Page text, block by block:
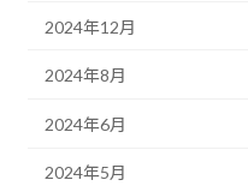
2024年12月
2024年8月
2024年6月
2024年5月